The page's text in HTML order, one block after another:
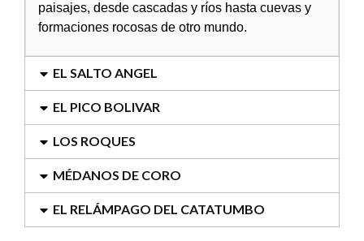
paisajes, desde cascadas y ríos hasta cuevas y
formaciones rocosas de otro mundo.
EL SALTO ANGEL
EL PICO BOLIVAR
LOS ROQUES
MÉDANOS DE CORO
EL RELÁMPAGO DEL CATATUMBO